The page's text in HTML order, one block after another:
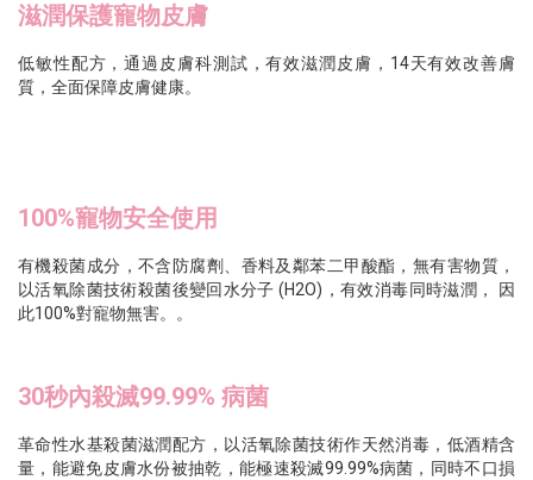
滋潤保護寵物皮膚
低敏性配方，通過皮膚科測試，有效滋潤皮膚，14天有效改善膚
質，全面保障皮膚健康。
100%寵物安全使用
有機殺菌成分，不含防腐劑、香料及鄰苯二甲酸酯，無有害物質，
以活氧除菌技術殺菌後變回水分子 (H2O)，有效消毒同時滋潤， 因
此100%對寵物無害。。
30秒內殺滅99.99% 病菌
革命性水基殺菌滋潤配方，以活氧除菌技術作天然消毒，低酒精含
量，能避免皮膚水份被抽乾，能極速殺滅99.99%病菌，同時不口損